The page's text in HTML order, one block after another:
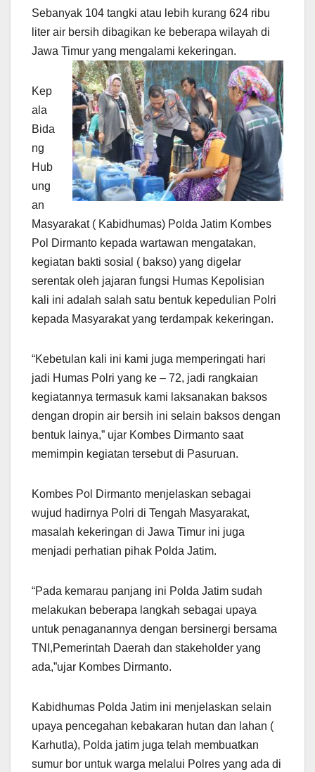
Sebanyak 104 tangki atau lebih kurang 624 ribu
liter air bersih dibagikan ke beberapa wilayah di
Jawa Timur yang mengalami kekeringan.
Kep
ala
Bida
ng
Hub
ung
an
Masyarakat ( Kabidhumas) Polda Jatim Kombes
Pol Dirmanto kepada wartawan mengatakan,
kegiatan bakti sosial ( bakso) yang digelar
serentak oleh jajaran fungsi Humas Kepolisian
kali ini adalah salah satu bentuk kepedulian Polri
kepada Masyarakat yang terdampak kekeringan.
“Kebetulan kali ini kami juga memperingati hari
jadi Humas Polri yang ke – 72, jadi rangkaian
kegiatannya termasuk kami laksanakan baksos
dengan dropin air bersih ini selain baksos dengan
bentuk lainya,” ujar Kombes Dirmanto saat
memimpin kegiatan tersebut di Pasuruan.
Kombes Pol Dirmanto menjelaskan sebagai
wujud hadirnya Polri di Tengah Masyarakat,
masalah kekeringan di Jawa Timur ini juga
menjadi perhatian pihak Polda Jatim.
“Pada kemarau panjang ini Polda Jatim sudah
melakukan beberapa langkah sebagai upaya
untuk penaganannya dengan bersinergi bersama
TNI,Pemerintah Daerah dan stakeholder yang
ada,”ujar Kombes Dirmanto.
Kabidhumas Polda Jatim ini menjelaskan selain
upaya pencegahan kebakaran hutan dan lahan (
Karhutla), Polda jatim juga telah membuatkan
sumur bor untuk warga melalui Polres yang ada di